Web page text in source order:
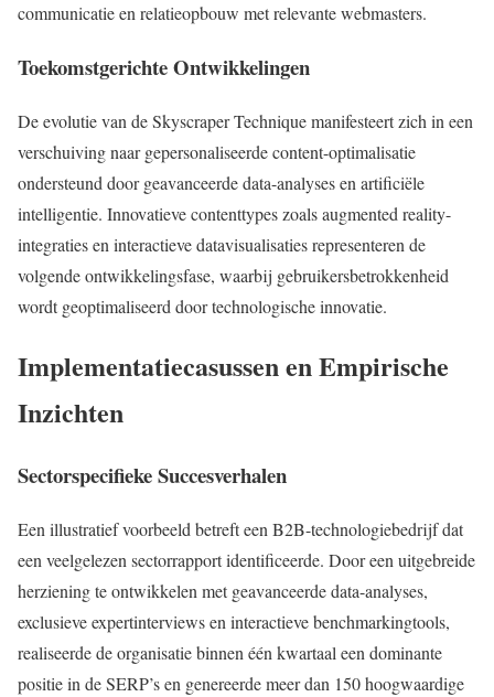
communicatie en relatieopbouw met relevante webmasters.
Toekomstgerichte Ontwikkelingen
De evolutie van de Skyscraper Technique manifesteert zich in een
verschuiving naar gepersonaliseerde content-optimalisatie
ondersteund door geavanceerde data-analyses en artificiële
intelligentie. Innovatieve contenttypes zoals augmented reality-
integraties en interactieve datavisualisaties representeren de
volgende ontwikkelingsfase, waarbij gebruikersbetrokkenheid
wordt geoptimaliseerd door technologische innovatie.
Implementatiecasussen en Empirische
Inzichten
Sectorspecifieke Succesverhalen
Een illustratief voorbeeld betreft een B2B-technologiebedrijf dat
een veelgelezen sectorrapport identificeerde. Door een uitgebreide
herziening te ontwikkelen met geavanceerde data-analyses,
exclusieve expertinterviews en interactieve benchmarkingtools,
realiseerde de organisatie binnen één kwartaal een dominante
positie in de SERP’s en genereerde meer dan 150 hoogwaardige